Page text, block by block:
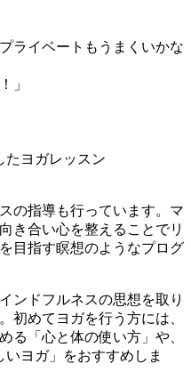
ライベートもうまくいかな
」
たヨガレッスン
の指導も行っています。マ
き合い心を整えることでリ
目指す瞑想のようなプログ
ンドフルネスの思想を取り
初めてヨガを行う方には、
る「心と体の使い方」や、
ヨガ」をおすすめしま